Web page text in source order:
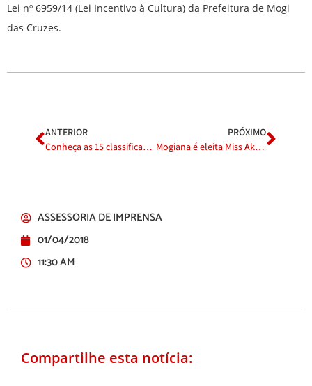
Lei nº 6959/14 (Lei Incentivo à Cultura) da Prefeitura de Mogi
das Cruzes.
ANTERIOR
Conheça as 15 classificadas para o Concurso Miss Akimatsuri 2018
PRÓXIMO
Mogiana é eleita Miss Akimatsuri 2018
ASSESSORIA DE IMPRENSA
01/04/2018
11:30 AM
Compartilhe esta notícia: